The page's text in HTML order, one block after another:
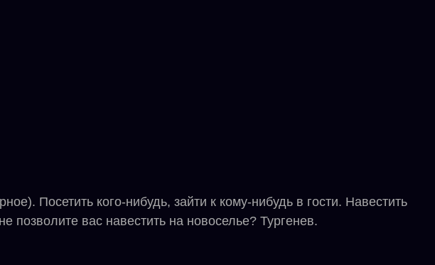
Посетить кого-нибудь, зайти к кому-нибудь в гости. Навестить
вас навестить на новоселье? Тургенев.